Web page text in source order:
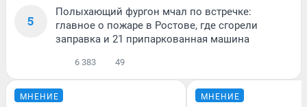
5
Полыхающий фургон мчал по встречке:
главное о пожаре в Ростове, где сгорели
заправка и 21 припаркованная машина
6 383 49
МНЕНИЕ МНЕНИЕ